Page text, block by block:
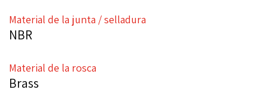
Material de la junta / selladura
NBR
Material de la rosca
Brass